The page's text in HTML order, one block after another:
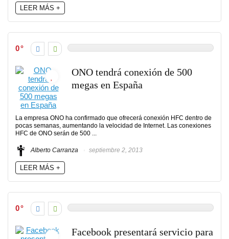
LEER MÁS +
0
ONO tendrá conexión de 500
megas en España
La empresa ONO ha confirmado que ofrecerá conexión HFC dentro de
pocas semanas, aumentando la velocidad de Internet. Las conexiones
HFC de ONO serán de 500 ...
Alberto Carranza septiembre 2, 2013
LEER MÁS +
0
Facebook presentará servicio para